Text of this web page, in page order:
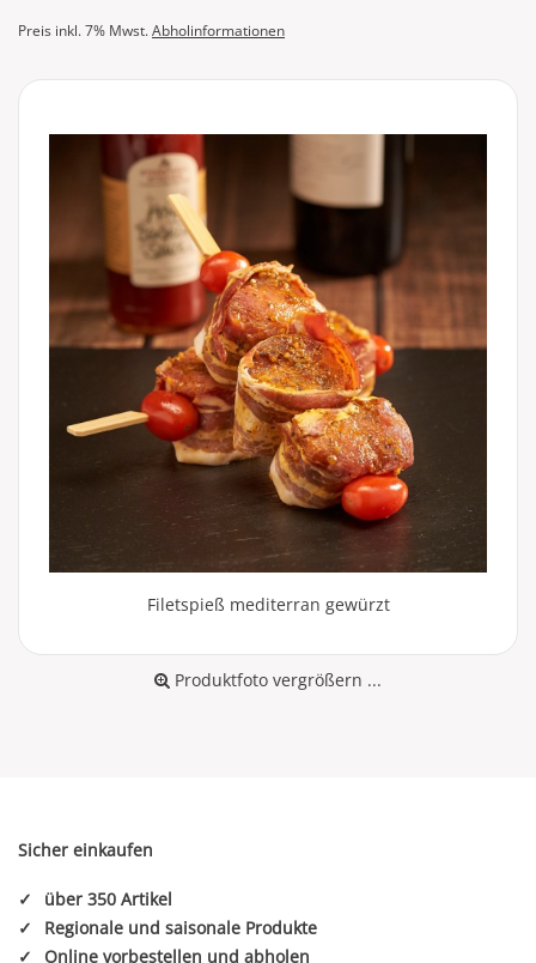
Preis inkl. 7% Mwst. Abholinformationen
Filetspieß mediterran gewürzt
Produktfoto vergrößern ...
Sicher einkaufen
✓
über 350 Artikel
✓
Regionale und saisonale Produkte
✓
Online vorbestellen und abholen